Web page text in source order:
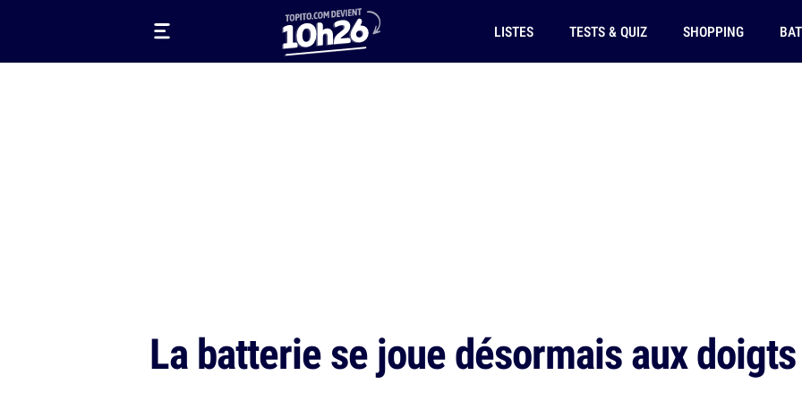
LISTES TESTS & QUIZ SHOPPING
La batterie se joue désormais aux doigts